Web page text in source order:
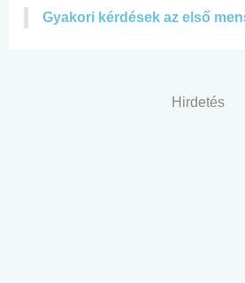
Gyakori kérdések az első
Hirdetés